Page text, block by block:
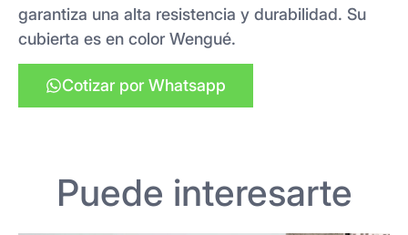
garantiza una alta resistencia y durabilidad. Su
cubierta es en color Wengué.
Cotizar por Whatsapp
Puede interesarte